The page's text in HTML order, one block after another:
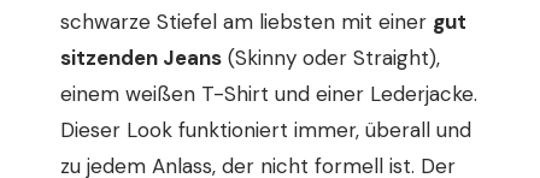
schwarze Stiefel am liebsten mit einer gut
sitzenden Jeans (Skinny oder Straight),
einem weißen T-Shirt und einer Lederjacke.
Dieser Look funktioniert immer, überall und
zu jedem Anlass, der nicht formell ist. Der